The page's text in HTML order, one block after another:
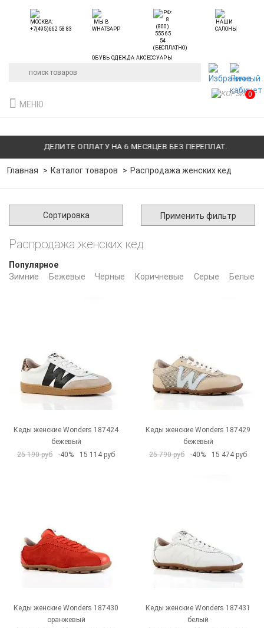
ДЕЛИТЕ ОПЛАТУ НА 6 МЕСЯЦЕВ БЕЗ ПЕРЕПЛАТ.
ОБУВЬ ОДЕЖДА АКСЕССУАРЫ
МЕНЮ
0
Главная Каталог товаров Распродажа женских кед
Сортировка Применить фильтр
Популярное
Зимние
Бежевые Черные Коричневые Серые Белые
Распродажа женских кед
Кеды женские Wonders 187424
бежевый
25 190 руб
-40% 15 114 руб
Кеды женские Wonders 187429
бежевый
25 790 руб
-40% 15 474 руб
Кеды женские Wonders 187430
оранжевый
Кеды женские Wonders 187431
белый